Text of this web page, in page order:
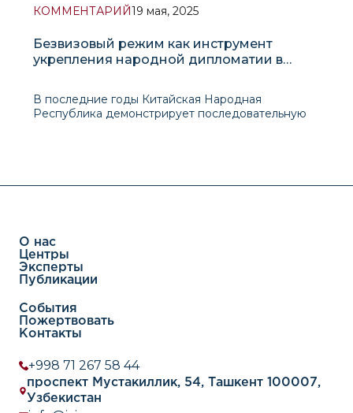
КОММЕНТАРИЙ19 мая, 2025
Безвизовый режим как инструмент
укрепления народной дипломатии в
В последние годы Китайская Народная
Республика демонстрирует последовательную
диалога на уровне глав государств в формате
О нас
Центры
Эксперты
Публикации
События
Пожертвовать
Контакты
+998 71 267 58 44
проспект Мустакиллик, 54, Ташкент 100007,
Узбекистан